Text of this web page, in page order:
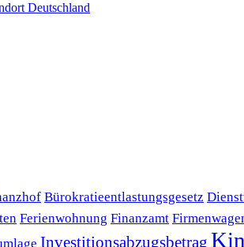
Deutschland
Bürokratieentlastungsgesetz
Ferienwohnung Finanzamt
Investitionsabzugsbetrag